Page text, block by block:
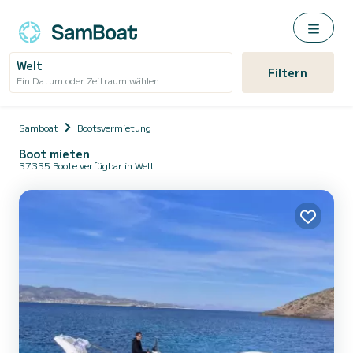
Welt
Ein Datum oder Zeitraum wählen Filtern
Samboat Bootsvermietung
Boot mieten
37335 Boote verfügbar in Welt